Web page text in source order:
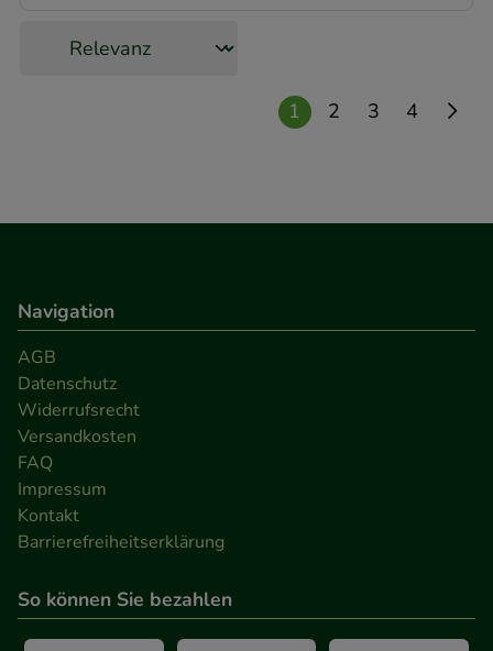
1 2 3 4
Navigation
AGB
Datenschutz
Widerrufsrecht
Versandkosten
FAQ
Impressum
Kontakt
Barrierefreiheitserklärung
So können Sie bezahlen